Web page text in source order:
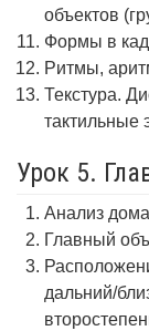
объектов
Формы в
Ритмы,
Текстура.
тактильные
Урок 5.
Анализ
Главный
дальний/